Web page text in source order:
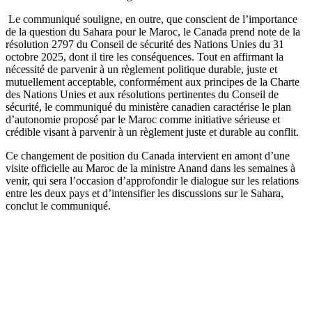
Le communiqué souligne, en outre, que conscient de l’importance
de la question du Sahara pour le Maroc, le Canada prend note de la
résolution 2797 du Conseil de sécurité des Nations Unies du 31
octobre 2025, dont il tire les conséquences. Tout en affirmant la
nécessité de parvenir à un règlement politique durable, juste et
mutuellement acceptable, conformément aux principes de la Charte
des Nations Unies et aux résolutions pertinentes du Conseil de
sécurité, le communiqué du ministère canadien caractérise le plan
d’autonomie proposé par le Maroc comme initiative sérieuse et
crédible visant à parvenir à un règlement juste et durable au conflit.
Ce changement de position du Canada intervient en amont d’une
visite officielle au Maroc de la ministre Anand dans les semaines à
venir, qui sera l’occasion d’approfondir le dialogue sur les relations
entre les deux pays et d’intensifier les discussions sur le Sahara,
conclut le communiqué.